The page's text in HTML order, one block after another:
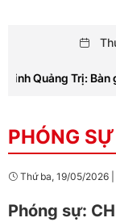
Quảng Trị: Bàn
PHÓNG
Thứ ba, 19/05/2026
Phóng sự: